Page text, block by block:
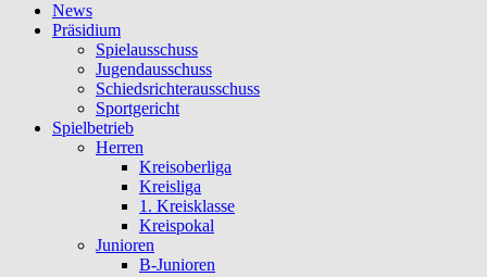
News
Präsidium
Spielausschuss
Jugendausschuss
Schiedsrichterausschuss
Sportgericht
Spielbetrieb
Herren
Kreisoberliga
Kreisliga
1. Kreisklasse
Kreispokal
Junioren
B-Junioren